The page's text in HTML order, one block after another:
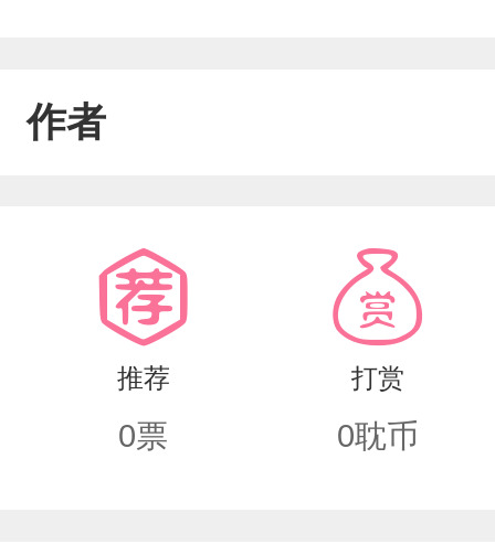
前好感度+5。”好家伙，原来不是没有
界，在以为终于能成婚的时候突然死
作者
推荐
0票
打赏
0耽币